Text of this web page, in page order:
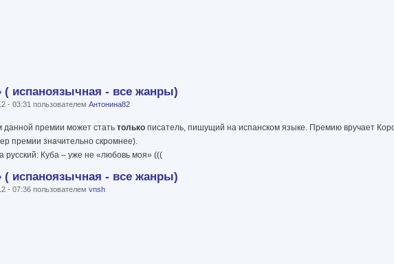
испаноязычная - все жанры)
- 03:31 пользователем Антонина82
данной премии может стать только писатель, пишущий на испанском языке. Премию вручает
премии значительно скромнее).
Куба – уже не «любовь моя» (((
испаноязычная - все жанры)
- 07:36 пользователем vnsh